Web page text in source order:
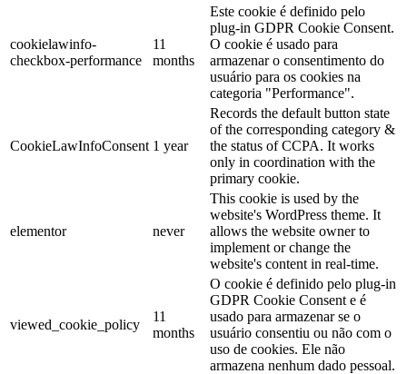
cookielawinfo-
checkbox-performance
11
months
Este cookie é definido pelo
plug-in GDPR Cookie Consent.
O cookie é usado para
armazenar o consentimento do
usuário para os cookies na
categoria "Performance".
CookieLawInfoConsent 1 year
Records the default button state
of the corresponding category &
the status of CCPA. It works
only in coordination with the
primary cookie.
elementor never
This cookie is used by the
website's WordPress theme. It
allows the website owner to
implement or change the
website's content in real-time.
viewed_cookie_policy
11
months
O cookie é definido pelo plug-in
GDPR Cookie Consent e é
usado para armazenar se o
usuário consentiu ou não com o
uso de cookies. Ele não
armazena nenhum dado pessoal.